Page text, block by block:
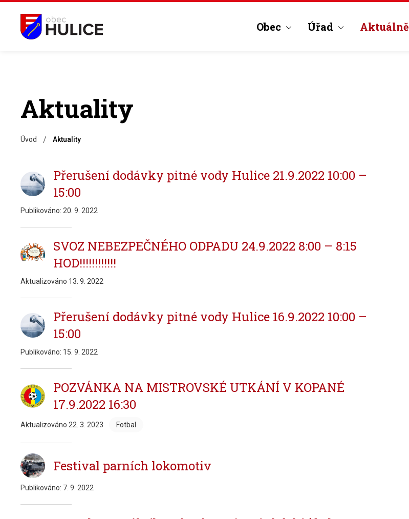
Obec Úřad Aktuálně
Aktuality
Úvod / Aktuality
Přerušení dodávky pitné vody Hulice 21.9.2022 10:00 –
15:00
Publikováno: 20. 9. 2022
SVOZ NEBEZPEČNÉHO ODPADU 24.9.2022 8:00 – 8:15
HOD!!!!!!!!!!!!
Aktualizováno 13. 9. 2022
Přerušení dodávky pitné vody Hulice 16.9.2022 10:00 –
15:00
Publikováno: 15. 9. 2022
POZVÁNKA NA MISTROVSKÉ UTKÁNÍ V KOPANÉ
17.9.2022 16:30
Aktualizováno 22. 3. 2023 Fotbal
Festival parních lokomotiv
Publikováno: 7. 9. 2022